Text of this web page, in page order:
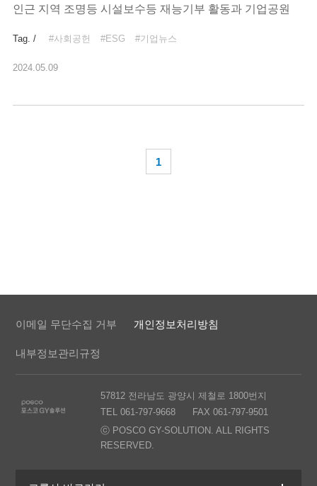
인근 지역 조명등 시설보수등 재능기부 활동과 기업공원
컨텐츠를 펼쳤습니다.
Tag. / #사회공헌 #ESG #기업뉴스
2024.05.09
1
이메일 무단수집 거부 개인정보처리방침
내부정보관리규정
57812 전라남도 광양시 제철로 1800번지
TEL 061-797-9668
FAX 061-797-9501
ⓒ POSCO GY-SOLUTION. ALL RIGHTS
RESERVED.